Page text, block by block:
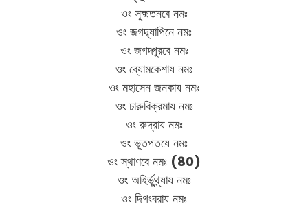
ওং সূক্ষ্মতনবে নমঃ
ওং জগদ্ব্যাপিনে নমঃ
ওং জগদ্গুরবে নমঃ
ওং ব্যোমকেশায নমঃ
ওং মহাসেন জনকায নমঃ
ওং চারুবিক্রমায নমঃ
ওং রুদ্রায নমঃ
ওং ভূতপতযে নমঃ
ওং স্থাণবে নমঃ (80)
ওং অহির্ভুথ্ন্যায নমঃ
ওং দিগংবরায নমঃ